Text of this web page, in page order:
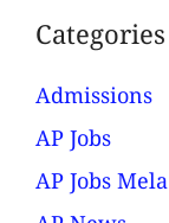
Categories
Admissions
AP Jobs
AP Jobs Mela